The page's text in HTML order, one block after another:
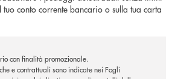
tuo conto corrente bancario o sulla tua carta
con finalità promozionale.
e contrattuali sono indicate nei Fogli